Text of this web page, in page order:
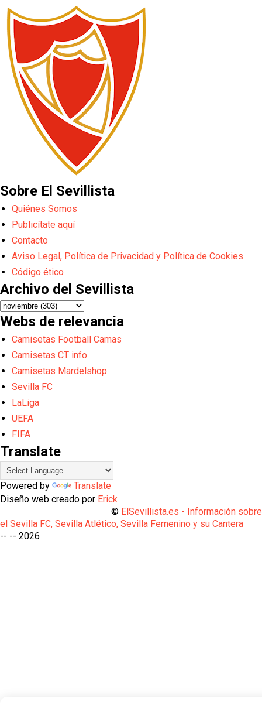
Sobre El Sevillista
Quiénes Somos
Publicítate aquí
Contacto
Aviso Legal, Política de Privacidad y Política de Cookies
Código ético
Archivo del Sevillista
Webs de relevancia
Camisetas Football Camas
Camisetas CT info
Camisetas Mardelshop
Sevilla FC
LaLiga
UEFA
FIFA
Translate
Powered by
Translate
Diseño web creado por Erick
© ElSevillista.es - Información sobre
el Sevilla FC, Sevilla Atlético, Sevilla Femenino y su Cantera
-- -- 2026